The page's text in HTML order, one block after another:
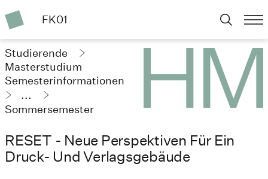
FK01
Studierende
Masterstudium
Semesterinformationen
...
Sommersemester
RESET - Neue Perspektiven Für Ein
Druck- Und Verlagsgebäude